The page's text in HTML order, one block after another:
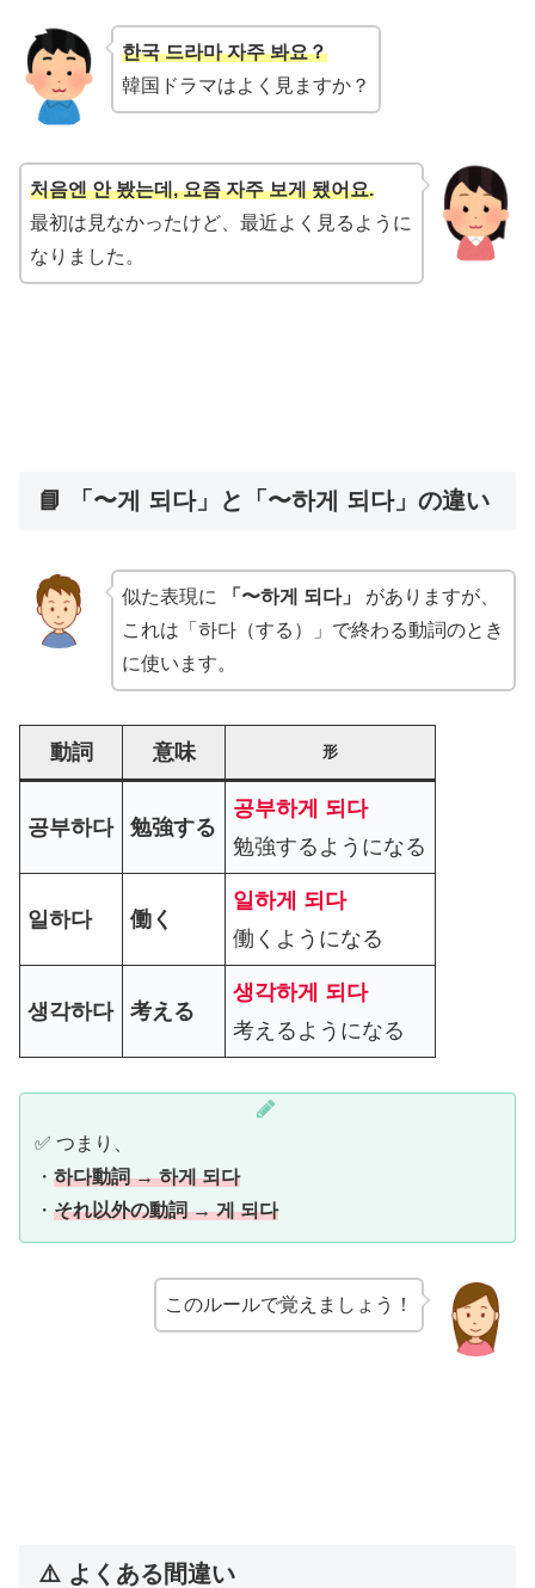
한국 드라마 자주 봐요？
韓国ドラマはよく見ますか？
처음엔 안 봤는데, 요즘 자주 보게 됐어요.
最初は見なかったけど、最近よく見るように
なりました。
📘 「〜게 되다」と「〜하게 되다」の違い
似た表現に 「〜하게 되다」
がありますが、
これは「하다（する）」で終わる動詞のとき
に使います。
動詞 意味 形
공부하다 勉強する
공부하게 되다
勉強するようになる
일하다 働く
일하게 되다
働くようになる
생각하다 考える
생각하게 되다
考えるようになる
✅ つまり、
・ 하다動詞 → 하게 되다
・ それ以外の動詞 → 게 되다
このルールで覚えましょう！
⚠️ よくある間違い